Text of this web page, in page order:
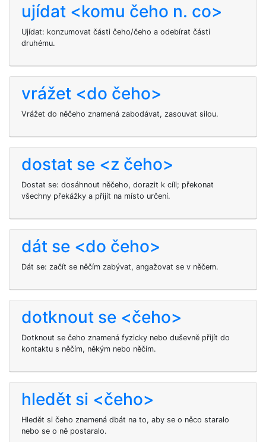
ujídat <komu čeho n. co>
Ujídat: konzumovat části čeho/čeho a odebírat části
druhému.
vrážet <do čeho>
Vrážet do něčeho znamená zabodávat, zasouvat silou.
dostat se <z čeho>
Dostat se: dosáhnout něčeho, dorazit k cíli; překonat
všechny překážky a přijít na místo určení.
dát se <do čeho>
Dát se: začít se něčím zabývat, angažovat se v něčem.
dotknout se <čeho>
Dotknout se čeho znamená fyzicky nebo duševně přijít do
kontaktu s něčím, někým nebo něčím.
hledět si <čeho>
Hledět si čeho znamená dbát na to, aby se o něco staralo
nebo se o ně postaralo.